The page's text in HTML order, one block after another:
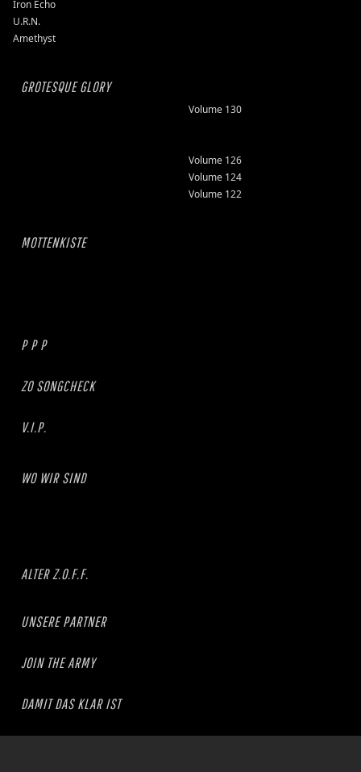
Iron Echo
U.R.N.
Amethyst
GROTESQUE GLORY
Volume 130
Volume 126
Volume 124
Volume 122
MOTTENKISTE
P P P
ZO SONGCHECK
V.I.P.
WO WIR SIND
ALTER Z.O.F.F.
UNSERE PARTNER
JOIN THE ARMY
DAMIT DAS KLAR IST